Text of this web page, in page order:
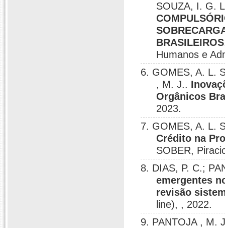
SOUZA, I. G.
BRASILEIROS
Humanos e
6. GOMES, A. L.
, M. J..
Orgânicos
2023.
7. GOMES, A. L.
Crédito na
SOBER,
8. DIAS, P. C.;
emergentes
revisão
line), , 2022.
9. PANTOJA , M.